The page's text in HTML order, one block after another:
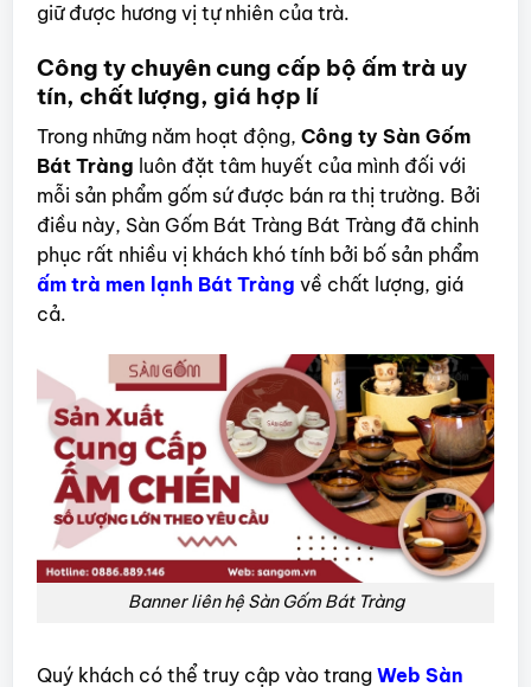
giữ được hương vị tự nhiên của trà.
Công ty chuyên cung cấp bộ ấm trà uy
tín, chất lượng, giá hợp lí
Trong những năm hoạt động, Công ty Sàn Gốm
Bát Tràng luôn đặt tâm huyết của mình đối với
mỗi sản phẩm gốm sứ được bán ra thị trường. Bởi
điều này, Sàn Gốm Bát Tràng Bát Tràng đã chinh
phục rất nhiều vị khách khó tính bởi bố sản phẩm
ấm trà men lạnh Bát Tràng về chất lượng, giá
cả.
Banner liên hệ Sàn Gốm Bát Tràng
Quý khách có thể truy cập vào trang Web Sàn